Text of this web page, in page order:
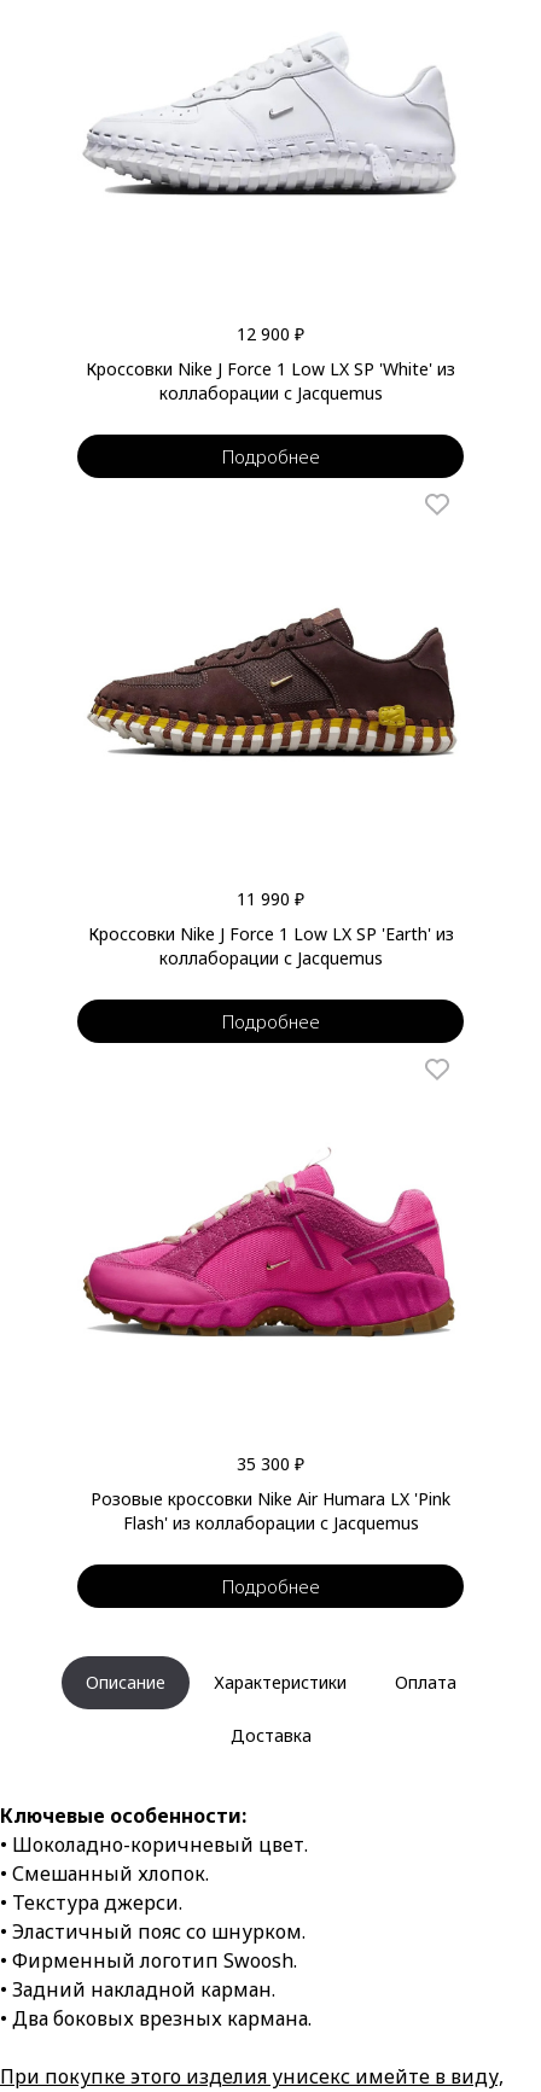
12 900 ₽
Кроссовки Nike J Force 1 Low LX SP 'White' из
коллаборации с Jacquemus
Подробнее
11 990 ₽
Кроссовки Nike J Force 1 Low LX SP 'Earth' из
коллаборации с Jacquemus
Подробнее
35 300 ₽
Розовые кроссовки Nike Air Humara LX 'Pink
Flash' из коллаборации с Jacquemus
Подробнее
Описание Характеристики Оплата
Доставка
Ключевые особенности:
• Шоколадно-коричневый цвет.
• Смешанный хлопок.
• Текстура джерси.
• Эластичный пояс со шнурком.
• Фирменный логотип Swoosh.
• Задний накладной карман.
• Два боковых врезных кармана.
При покупке этого изделия унисекс имейте в виду,